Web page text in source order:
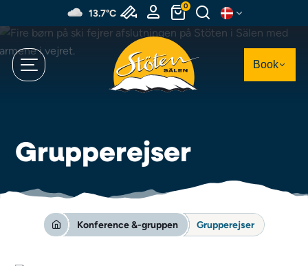
til
hovedindhold
13.7°C
0
Book
Grupperejser
Konference &-gruppen Grupperejser